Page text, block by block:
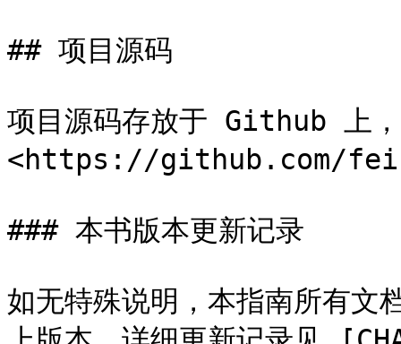
## 项目源码
项目源码存放于 Github 上，
<https://github.com/
### 本书版本更新记录
如无特殊说明，本指南所有